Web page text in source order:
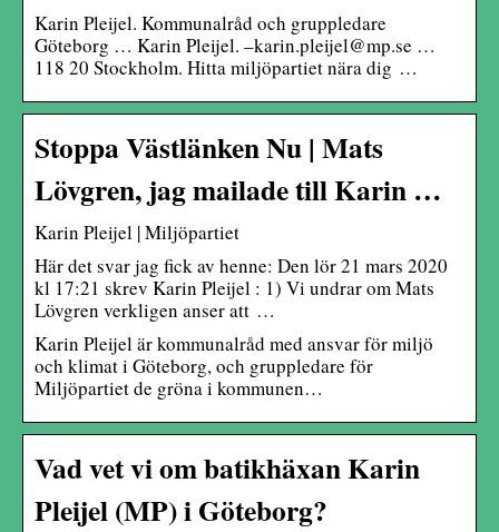
Karin Pleijel. Kommunalråd och gruppledare
Göteborg … Karin Pleijel. –karin.pleijel@mp.se …
118 20 Stockholm. Hitta miljöpartiet nära dig …
Stoppa Västlänken Nu | Mats
Lövgren, jag mailade till Karin …
Karin Pleijel | Miljöpartiet
Här det svar jag fick av henne: Den lör 21 mars 2020
kl 17:21 skrev Karin Pleijel : 1) Vi undrar om Mats
Lövgren verkligen anser att …
Karin Pleijel är kommunalråd med ansvar för miljö
och klimat i Göteborg, och gruppledare för
Miljöpartiet de gröna i kommunen…
Vad vet vi om batikhäxan Karin
Pleijel (MP) i Göteborg?